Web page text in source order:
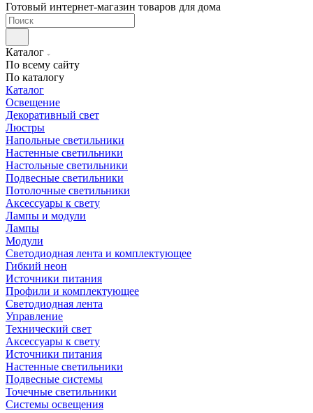
Готовый интернет-магазин товаров для дома
Каталог
По всему сайту
По каталогу
Каталог
Освещение
Декоративный свет
Люстры
Напольные светильники
Настенные светильники
Настольные светильники
Подвесные светильники
Потолочные светильники
Аксессуары к свету
Лампы и модули
Лампы
Модули
Светодиодная лента и комплектующее
Гибкий неон
Источники питания
Профили и комплектующее
Светодиодная лента
Управление
Технический свет
Аксессуары к свету
Источники питания
Настенные светильники
Подвесные системы
Точечные светильники
Системы освещения